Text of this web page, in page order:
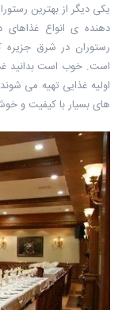
یکی دیگر از بهترین
دهنده ‏ی انواع
رستوران در شرق
است. خوب است بدانید
اولیه غذایی تهیه می
های بسیار با کیفیت و